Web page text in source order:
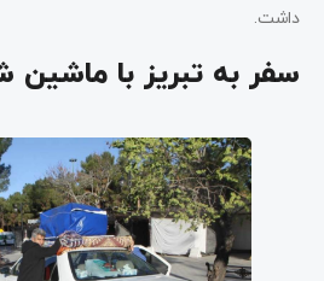
داشت.
سفر به تبریز با